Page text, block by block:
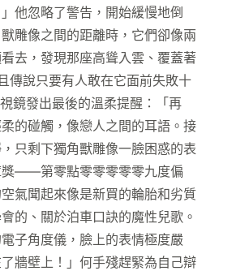
他忽略了警告，開始緩慢地倒
雕像之間的距離時，它們卻像兩
去，發現那座高聳入雲、覆蓋著
傳說只要有人敢在它面前失敗十
鏡發出最後的溫柔提醒：「再
的碰觸，像戀人之間的耳語。接
只剩下獨角獸雕像一臉困惑的表
獎——第零點零零零零零九度偏
氣聞起來像是新買的輪胎和劣質
的、關於泊車口訣的魔性兒歌。
子角度儀，臉上的表情極度嚴
牆壁上！」何手殘趕緊為自己辯